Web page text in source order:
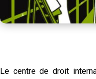
Le centre de droit